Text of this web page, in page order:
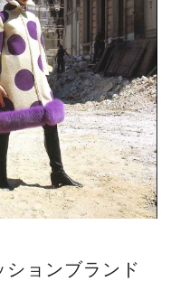
ョンブランド